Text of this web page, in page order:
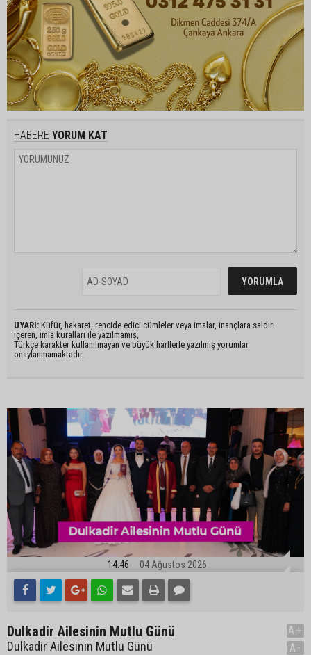
HABERE YORUM KAT
UYARI: Küfür, hakaret, rencide edici cümleler veya imalar, inançlara saldırı
içeren, imla kuralları ile yazılmamış,
Türkçe karakter kullanılmayan ve büyük harflerle yazılmış yorumlar
onaylanmamaktadır.
14:46 04 Ağustos 2026
Dulkadir Ailesinin Mutlu Günü
Dulkadir Ailesinin Mutlu Günü
A+
A-